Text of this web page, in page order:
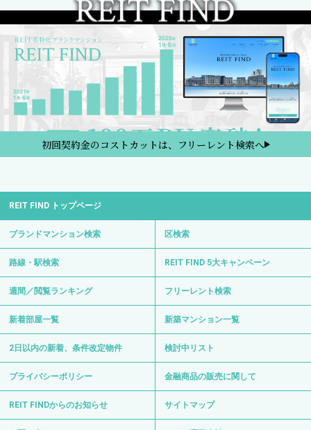
初回契約金のコストカットは、フリーレント検索へ
REIT FIND トップページ
ブランドマンション検索 区検索
路線・駅検索 REIT FIND 5大キャンペーン
週間／閲覧ランキング フリーレント検索
新着部屋一覧 新築マンション一覧
2日以内の新着、条件改定物件 検討中リスト
プライバシーポリシー 金融商品の販売に関して
REIT FINDからのお知らせ サイトマップ